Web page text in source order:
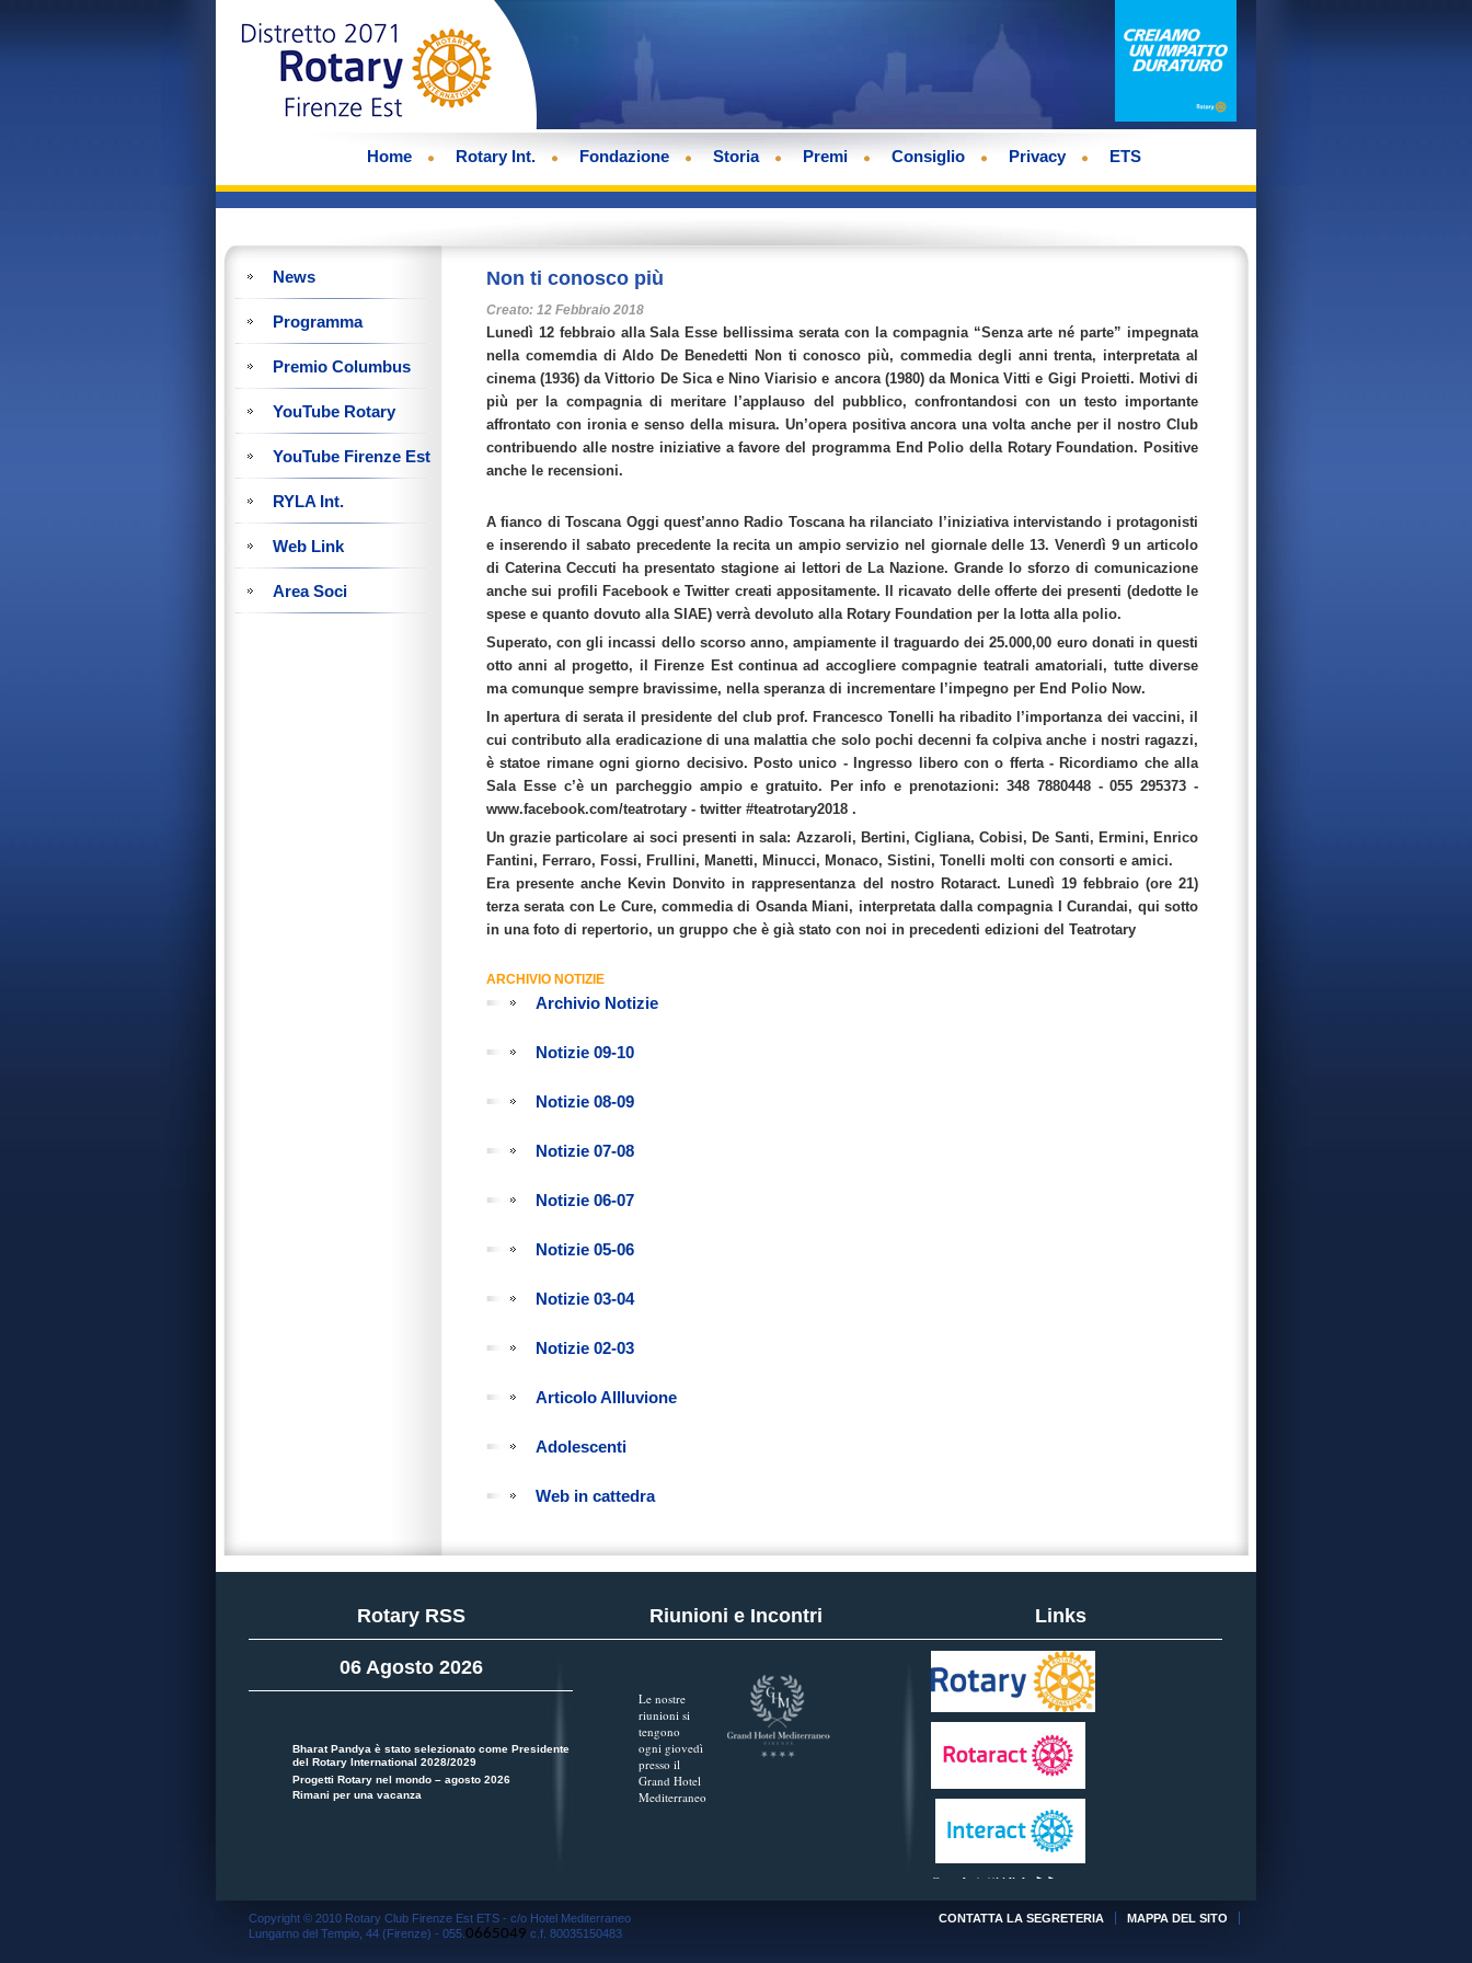
Home Rotary Int. Fondazione Storia Premi Consiglio Privacy ETS
News
Programma
Premio Columbus
YouTube Rotary
YouTube Firenze Est
RYLA Int.
Web Link
Area Soci
Non ti conosco più
Creato: 12 Febbraio 2018
Lunedì 12 febbraio alla Sala Esse bellissima serata con la compagnia “Senza arte né parte” impegnata
nella comemdia di Aldo De Benedetti Non ti conosco più, commedia degli anni trenta, interpretata al
cinema (1936) da Vittorio De Sica e Nino Viarisio e ancora (1980) da Monica Vitti e Gigi Proietti. Motivi di
più per la compagnia di meritare l’applauso del pubblico, confrontandosi con un testo importante
affrontato con ironia e senso della misura. Un’opera positiva ancora una volta anche per il nostro Club
contribuendo alle nostre iniziative a favore del programma End Polio della Rotary Foundation. Positive
anche le recensioni.
A fianco di Toscana Oggi quest’anno Radio Toscana ha rilanciato l’iniziativa intervistando i protagonisti
e inserendo il sabato precedente la recita un ampio servizio nel giornale delle 13. Venerdì 9 un articolo
di Caterina Ceccuti ha presentato stagione ai lettori de La Nazione. Grande lo sforzo di comunicazione
anche sui profili Facebook e Twitter creati appositamente. Il ricavato delle offerte dei presenti (dedotte le
spese e quanto dovuto alla SIAE) verrà devoluto alla Rotary Foundation per la lotta alla polio.
Superato, con gli incassi dello scorso anno, ampiamente il traguardo dei 25.000,00 euro donati in questi
otto anni al progetto, il Firenze Est continua ad accogliere compagnie teatrali amatoriali, tutte diverse
ma comunque sempre bravissime, nella speranza di incrementare l’impegno per End Polio Now.
In apertura di serata il presidente del club prof. Francesco Tonelli ha ribadito l’importanza dei vaccini, il
cui contributo alla eradicazione di una malattia che solo pochi decenni fa colpiva anche i nostri ragazzi,
è statoe rimane ogni giorno decisivo. Posto unico - Ingresso libero con o fferta - Ricordiamo che alla
Sala Esse c’è un parcheggio ampio e gratuito. Per info e prenotazioni: 348 7880448 - 055 295373 -
www.facebook.com/teatrotary - twitter #teatrotary2018 .
Un grazie particolare ai soci presenti in sala: Azzaroli, Bertini, Cigliana, Cobisi, De Santi, Ermini, Enrico
Fantini, Ferraro, Fossi, Frullini, Manetti, Minucci, Monaco, Sistini, Tonelli molti con consorti e amici.
Era presente anche Kevin Donvito in rappresentanza del nostro Rotaract. Lunedì 19 febbraio (ore 21)
terza serata con Le Cure, commedia di Osanda Miani, interpretata dalla compagnia I Curandai, qui sotto
in una foto di repertorio, un gruppo che è già stato con noi in precedenti edizioni del Teatrotary
ARCHIVIO NOTIZIE
Archivio Notizie
Notizie 09-10
Notizie 08-09
Notizie 07-08
Notizie 06-07
Notizie 05-06
Notizie 03-04
Notizie 02-03
Articolo Allluvione
Adolescenti
Web in cattedra
Rotary RSS
06 Agosto 2026
Bharat Pandya è stato selezionato come Presidente
del Rotary International 2028/2029
Progetti Rotary nel mondo – agosto 2026
Rimani per una vacanza
Riunioni e Incontri
Le nostre
riunioni si
tengono
ogni giovedì
presso il
Grand Hotel
Mediterraneo
Links
Guarda tutti i link
Copyright © 2010 Rotary Club Firenze Est ETS - c/o Hotel Mediterraneo
Lungarno del Tempio, 44 (Firenze) - 055. 0665049 c.f. 80035150483
CONTATTA LA SEGRETERIA MAPPA DEL SITO